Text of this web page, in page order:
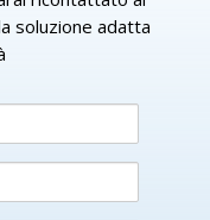
soluzione adatta